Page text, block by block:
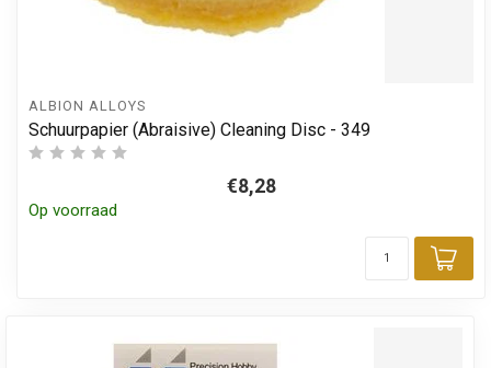
ALBION ALLOYS
Schuurpapier (Abraisive) Cleaning Disc - 349
€8,28
Op voorraad